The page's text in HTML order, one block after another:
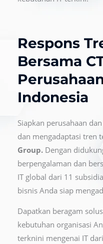
Respons
Bersama
Indonesia
Siapkan perusahaan
dan mengadaptasi tren
Group. Dengan
berpengalaman dan
IT global dari 11
bisnis Anda siap
Dapatkan beragam
kebutuhan organisasi
terknini mengenai IT